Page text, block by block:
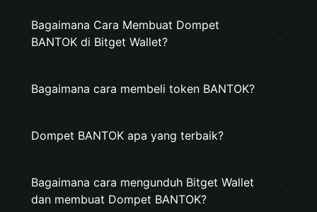
Bagaimana Cara Membuat Dompet
BANTOK di Bitget Wallet?
Bagaimana cara membeli token BANTOK?
Dompet BANTOK apa yang terbaik?
Bagaimana cara mengunduh Bitget Wallet
dan membuat Dompet BANTOK?